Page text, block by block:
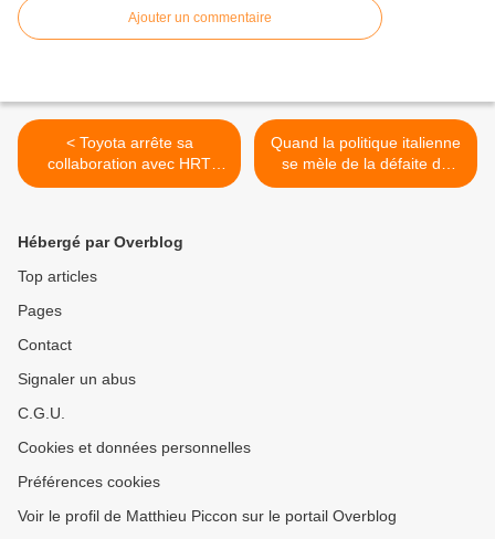
Ajouter un commentaire
< Toyota arrête sa
collaboration avec HRT
pour cause d'impayés
Quand la politique italienne
se mèle de la défaite de
Ferrari >
Hébergé par Overblog
Top articles
Pages
Contact
Signaler un abus
C.G.U.
Cookies et données personnelles
Préférences cookies
Voir le profil de Matthieu Piccon sur le portail Overblog